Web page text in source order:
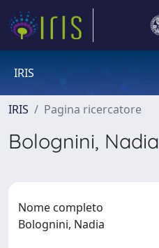
IRIS
IRIS Pagina ricercatore
Bolognini, Nadia
Nome completo
Bolognini, Nadia